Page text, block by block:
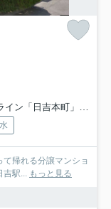
「日吉本町」駅 徒歩15分
て帰れる分譲マンショ
吉駅... もっと見る